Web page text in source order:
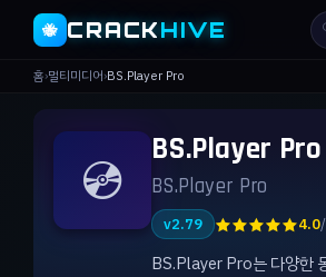
🐝 CRACKHIVE
홈›멀티미디어›BS.Player Pro
💿 BS.Player
BS.Player Pro
v2.79 ★★★★★4.0
BS.Player Pro는 다양한